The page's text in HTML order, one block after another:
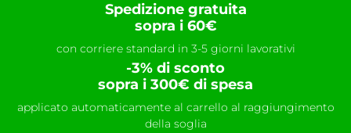
Spedizione gratuita
sopra i 60€
con corriere standard in 3-5 giorni lavorativi
-3% di sconto
sopra i 300€ di spesa
applicato automaticamente al carrello al raggiungimento
della soglia